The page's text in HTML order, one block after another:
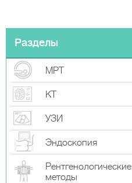
Разделы
МРТ
КТ
УЗИ
Эндоскопия
Рентгенологические
методы